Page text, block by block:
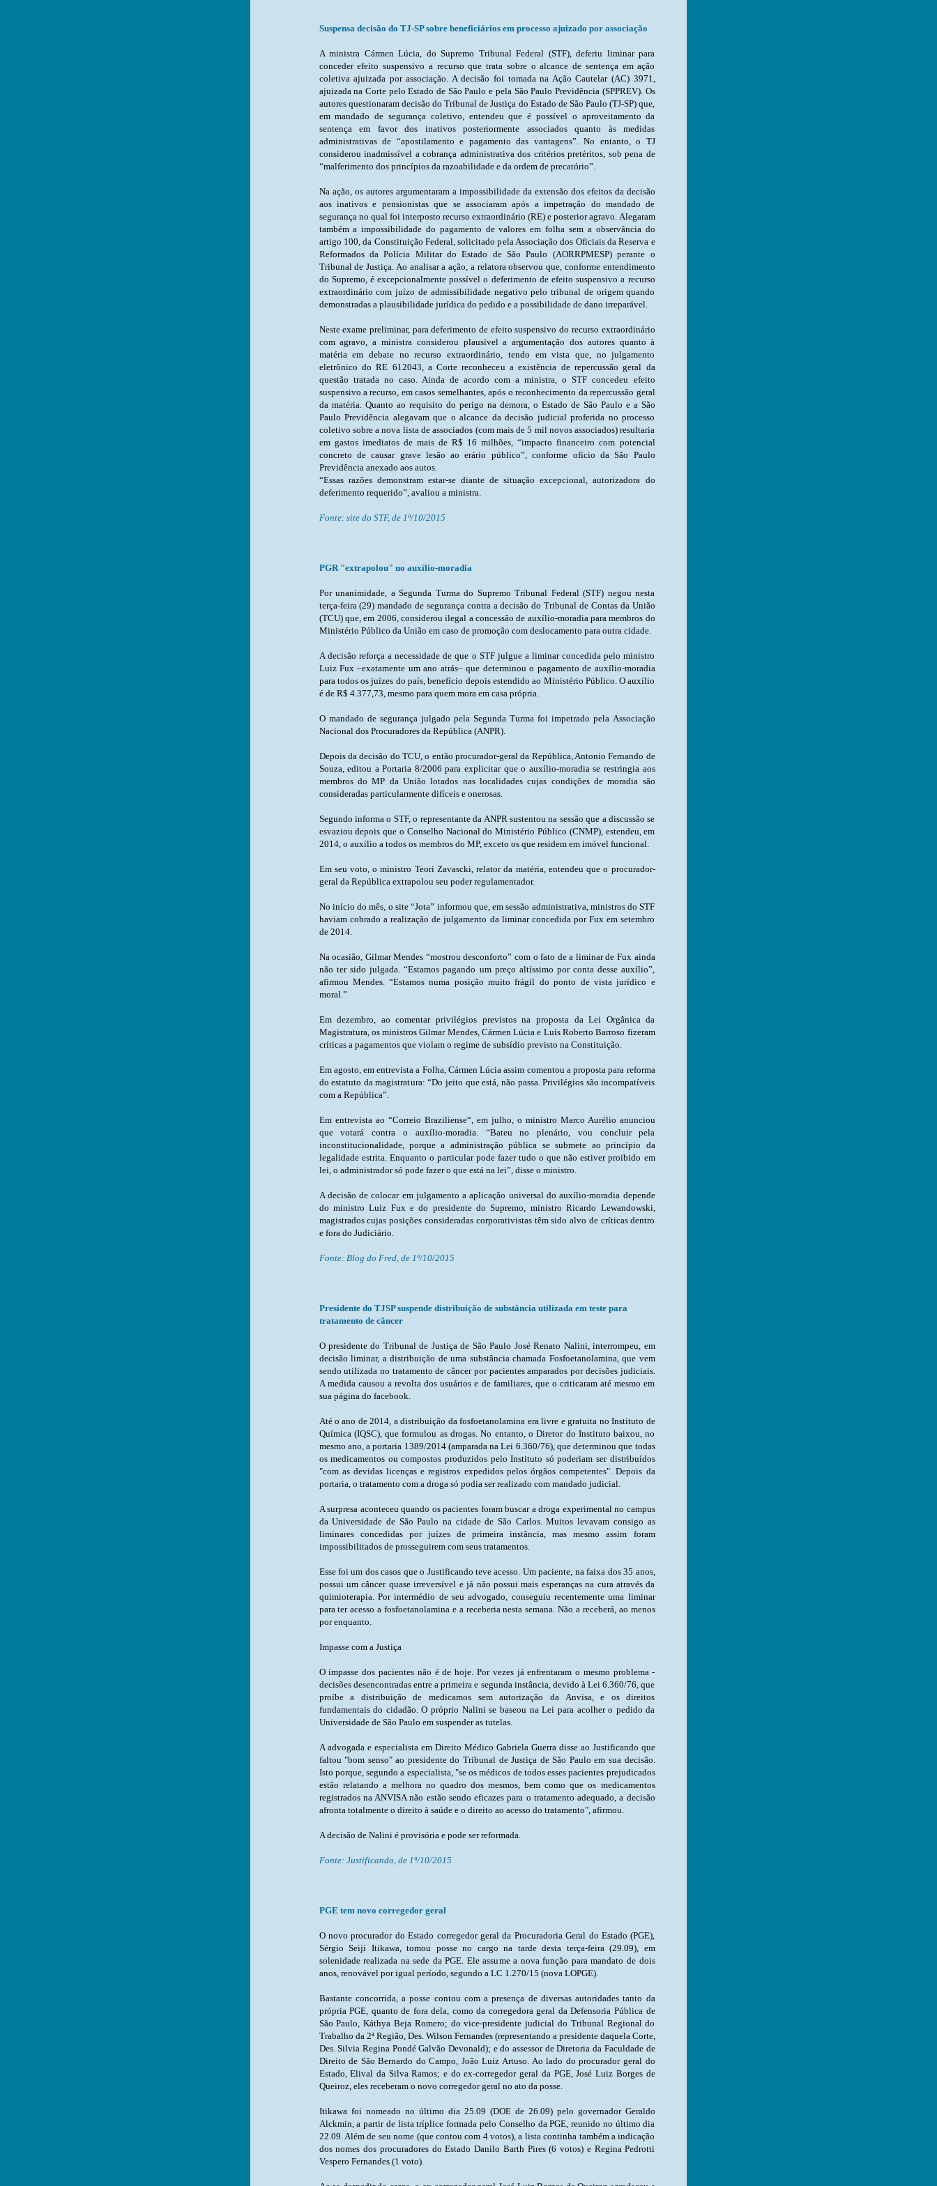
Suspensa decisão do TJ-SP sobre beneficiários em processo ajuizado por associação
A ministra Cármen Lúcia, do Supremo Tribunal Federal (STF), deferiu liminar para conceder efeito suspensivo a recurso que trata sobre o alcance de sentença em ação coletiva ajuizada por associação. A decisão foi tomada na Ação Cautelar (AC) 3971, ajuizada na Corte pelo Estado de São Paulo e pela São Paulo Previdência (SPPREV). Os autores questionaram decisão do Tribunal de Justiça do Estado de São Paulo (TJ-SP) que, em mandado de segurança coletivo, entendeu que é possível o apro
Na ação, os autores argumentaram a impossibilidade da extensão dos efeitos da decisão aos inativos e pensionistas que se associaram após a impetração do mandado de segurança no qual foi interposto recurso extraordinário (RE) e posterior agravo. Alegaram também a impossibilidade do pagamento de valores em folha sem a observância do artigo 100, da Constituição Federal, solicitado pela Associação dos Oficiais da Reserva e Reformados da Polícia Militar do Estado de São Paulo (AORRPMESP) perante o Tribunal de
Neste exame preliminar, para deferimento de efeito suspensivo do recurso extraordinário com agravo, a ministra considerou plausível a argumentação dos autores quanto à matéria em debate no recurso extraordinário, tendo em vista que, no julgamento eletrônico do RE 612043, a Corte reconheceu a existência de repercussão geral da questão tratada no caso. Ainda de acordo com a ministra, o STF concedeu efeito suspensivo a recurso, em casos semelhantes, após o reconhecimento da repercussão geral da matéria. Quanto ao
“Essas razões demonstram estar-se diante de situação excepcional, autorizadora do
deferimento requerido”, avaliou a ministra.
Fonte: site do STF, de 1º/10/2015
PGR "extrapolou" no auxílio-moradia
Por unanimidade, a Segunda Turma do Supremo Tribunal Federal (STF) negou nesta
terça-feira (29) mandado de segurança contra a decisão do Tribunal de Contas da União
(TCU) que, em 2006, considerou ilegal a concessão de auxílio-moradia para membros do
Ministério Público da União em caso de promoção com deslocamento para outra cidade.
A decisão reforça a necessidade de que o STF julgue a liminar concedida pelo ministro
Luiz Fux –exatamente um ano atrás– que determinou o pagamento de auxílio-moradia
para todos os juízes do país, benefício depois estendido ao Ministério Público. O auxílio
é de R$ 4.377,73, mesmo para quem mora em casa própria.
O mandado de segurança julgado pela Segunda Turma foi impetrado pela Associação
Nacional dos Procuradores da República (ANPR).
Depois da decisão do TCU, o então procurador-geral da República, Antonio Fernando de
Souza, editou a Portaria 8/2006 para explicitar que o auxílio-moradia se restringia aos
membros do MP da União lotados nas localidades cujas condições de moradia são
consideradas particularmente difíceis e onerosas.
Segundo informa o STF, o representante da ANPR sustentou na sessão que a discussão se
esvaziou depois que o Conselho Nacional do Ministério Público (CNMP), estendeu, em
2014, o auxílio a todos os membros do MP, exceto os que residem em imóvel funcional.
Em seu voto, o ministro Teori Zavascki, relator da matéria, entendeu que o procurador-
geral da República extrapolou seu poder regulamentador.
No início do mês, o site “Jota” informou que, em sessão administrativa, ministros do STF
haviam cobrado a realização de julgamento da liminar concedida por Fux em setembro
de 2014.
Na ocasião, Gilmar Mendes “mostrou desconforto” com o fato de a liminar de Fux ainda
não ter sido julgada. “Estamos pagando um preço altíssimo por conta desse auxílio”,
afirmou Mendes. “Estamos numa posição muito frágil do ponto de vista jurídico e
moral.”
Em dezembro, ao comentar privilégios previstos na proposta da Lei Orgânica da
Magistratura, os ministros Gilmar Mendes, Cármen Lúcia e Luís Roberto Barroso fizeram
críticas a pagamentos que violam o regime de subsídio previsto na Constituição.
Em agosto, em entrevista a Folha, Cármen Lúcia assim comentou a proposta para reforma
do estatuto da magistratura: “Do jeito que está, não passa. Privilégios são incompatíveis
com a República”.
Em entrevista ao “Correio Braziliense“, em julho, o ministro Marco Aurélio anunciou
que votará contra o auxílio-moradia. “Bateu no plenário, vou concluir pela
inconstitucionalidade, porque a administração pública se submete ao princípio da
legalidade estrita. Enquanto o particular pode fazer tudo o que não estiver proibido em
lei, o administrador só pode fazer o que está na lei”, disse o ministro.
A decisão de colocar em julgamento a aplicação universal do auxílio-moradia depende
do ministro Luiz Fux e do presidente do Supremo, ministro Ricardo Lewandowski,
magistrados cujas posições consideradas corporativistas têm sido alvo de críticas dentro
e fora do Judiciário.
Fonte: Blog do Fred, de 1º/10/2015
Presidente do TJSP suspende distribuição de substância utilizada em teste para
tratamento de câncer
O presidente do Tribunal de Justiça de São Paulo José Renato Nalini, interrompeu, em
decisão liminar, a distribuição de uma substância chamada Fosfoetanolamina, que vem
sendo utilizada no tratamento de câncer por pacientes amparados por decisões judiciais.
A medida causou a revolta dos usuários e de familiares, que o criticaram até mesmo em
sua página do facebook.
Até o ano de 2014, a distribuição da fosfoetanolamina era livre e gratuita no Instituto de Química (IQSC), que formulou as drogas. No entanto, o Diretor do Instituto baixou, no mesmo ano, a portaria 1389/2014 (amparada na Lei 6.360/76), que determinou que todas os medicamentos ou compostos produzidos pelo Instituto só poderiam ser distribuídos "com as devidas licenças e registros expedidos pelos órgãos competentes". Depois da portaria, o tratamento com a droga só podia ser realizado com mandado
A surpresa aconteceu quando os pacientes foram buscar a droga experimental no campus
da Universidade de São Paulo na cidade de São Carlos. Muitos levavam consigo as
liminares concedidas por juízes de primeira instância, mas mesmo assim foram
impossibilitados de prosseguirem com seus tratamentos.
Esse foi um dos casos que o Justificando teve acesso. Um paciente, na faixa dos 35 anos,
possui um câncer quase irreversível e já não possui mais esperanças na cura através da
quimioterapia. Por intermédio de seu advogado, conseguiu recentemente uma liminar
para ter acesso a fosfoetanolamina e a receberia nesta semana. Não a receberá, ao menos
por enquanto.
Impasse com a Justiça
O impasse dos pacientes não é de hoje. Por vezes já enfrentaram o mesmo problema -
decisões desencontradas entre a primeira e segunda instância, devido à Lei 6.360/76, que
proíbe a distribuição de medicamos sem autorização da Anvisa, e os direitos
fundamentais do cidadão. O próprio Nalini se baseou na Lei para acolher o pedido da
Universidade de São Paulo em suspender as tutelas.
A advogada e especialista em Direito Médico Gabriela Guerra disse ao Justificando que faltou "bom senso" ao presidente do Tribunal de Justiça de São Paulo em sua decisão. Isto porque, segundo a especialista, "se os médicos de todos esses pacientes prejudicados estão relatando a melhora no quadro dos mesmos, bem como que os medicamentos registrados na ANVISA não estão sendo eficazes para o tratamento adequado, a decisão afronta totalmente o direito à saúde e o direito ao acesso do
A decisão de Nalini é provisória e pode ser reformada.
Fonte: Justificando, de 1º/10/2015
PGE tem novo corregedor geral
O novo procurador do Estado corregedor geral da Procuradoria Geral do Estado (PGE),
Sérgio Seiji Itikawa, tomou posse no cargo na tarde desta terça-feira (29.09), em
solenidade realizada na sede da PGE. Ele assume a nova função para mandato de dois
anos, renovável por igual período, segundo a LC 1.270/15 (nova LOPGE).
Bastante concorrida, a posse contou com a presença de diversas autoridades tanto da própria PGE, quanto de fora dela, como da corregedora geral da Defensoria Pública de São Paulo, Káthya Beja Romero; do vice-presidente judicial do Tribunal Regional do Trabalho da 2ª Região, Des. Wilson Fernandes (representando a presidente daquela Corte, Des. Silvia Regina Pondé Galvão Devonald); e do assessor de Diretoria da Faculdade de Direito de São Bernardo do Campo, João Luiz Artuso. Ao lado do procurador
Itikawa foi nomeado no último dia 25.09 (DOE de 26.09) pelo governador Geraldo
Alckmin, a partir de lista tríplice formada pelo Conselho da PGE, reunido no último dia
22.09. Além de seu nome (que contou com 4 votos), a lista continha também a indicação
dos nomes dos procuradores do Estado Danilo Barth Pires (6 votos) e Regina Pedrotti
Vespero Fernandes (1 voto).